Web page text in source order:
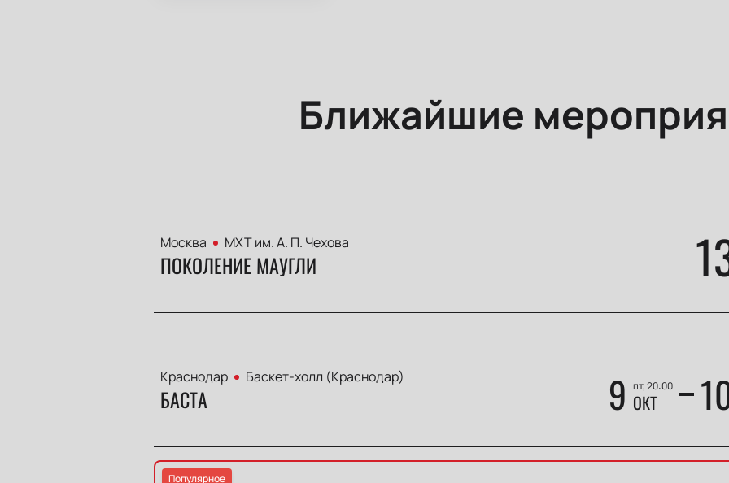
Ближайшие
Москва МХТ им. А. П. Чехова
ПОКОЛЕНИЕ МАУГЛИ
Краснодар Баскет-холл (Краснодар)
БАСТА 9 пт, 20:00
ОКТ
Популярное